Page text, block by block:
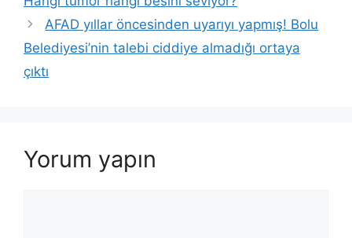
AFAD yıllar öncesinden uyarıyı yapmış! Bolu
Belediyesi’nin talebi ciddiye almadığı ortaya
çıktı
Yorum yapın